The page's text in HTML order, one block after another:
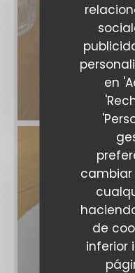
en
cambiar
de
inferior